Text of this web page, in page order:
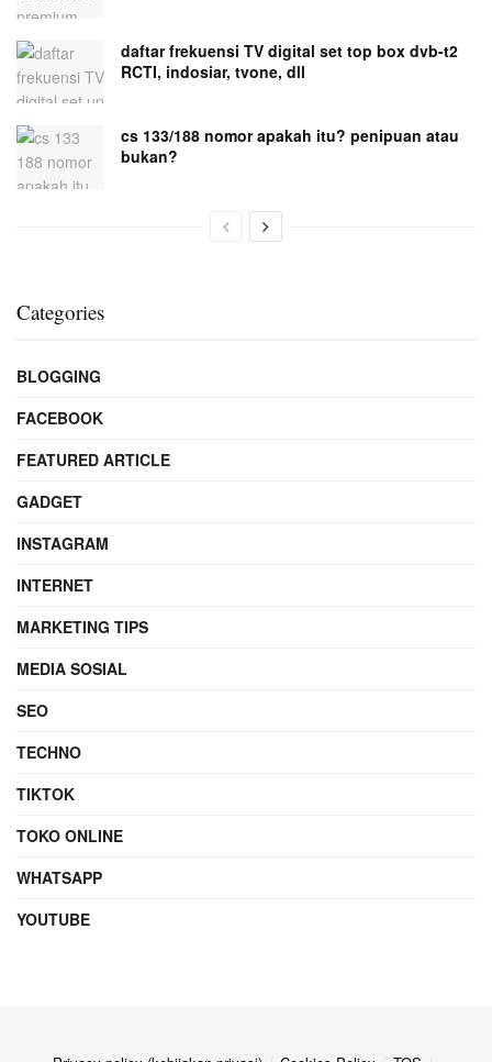
daftar frekuensi TV digital set top box dvb-t2
RCTI, indosiar, tvone, dll
cs 133/188 nomor apakah itu? penipuan atau
bukan?
Categories
BLOGGING
FACEBOOK
FEATURED ARTICLE
GADGET
INSTAGRAM
INTERNET
MARKETING TIPS
MEDIA SOSIAL
SEO
TECHNO
TIKTOK
TOKO ONLINE
WHATSAPP
YOUTUBE